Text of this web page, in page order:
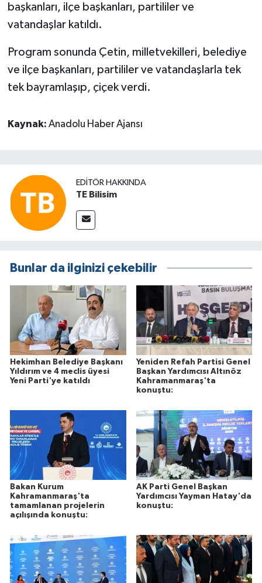
başkanları, ilçe başkanları, partililer ve
vatandaşlar katıldı.
Program sonunda Çetin, milletvekilleri, belediye
ve ilçe başkanları, partililer ve vatandaşlarla tek
tek bayramlaşıp, çiçek verdi.
Kaynak: Anadolu Haber Ajansı
EDITÖR HAKKINDA
TE Bilisim
Bunlar da ilginizi çekebilir
Hekimhan Belediye Başkanı
Yıldırım ve 4 meclis üyesi
Yeni Parti'ye katıldı
Yeniden Refah Partisi Genel
Başkan Yardımcısı Altınöz
Kahramanmaraş'ta
konuştu:
Bakan Kurum
Kahramanmaraş'ta
tamamlanan projelerin
açılışında konuştu:
AK Parti Genel Başkan
Yardımcısı Yayman Hatay'da
konuştu: